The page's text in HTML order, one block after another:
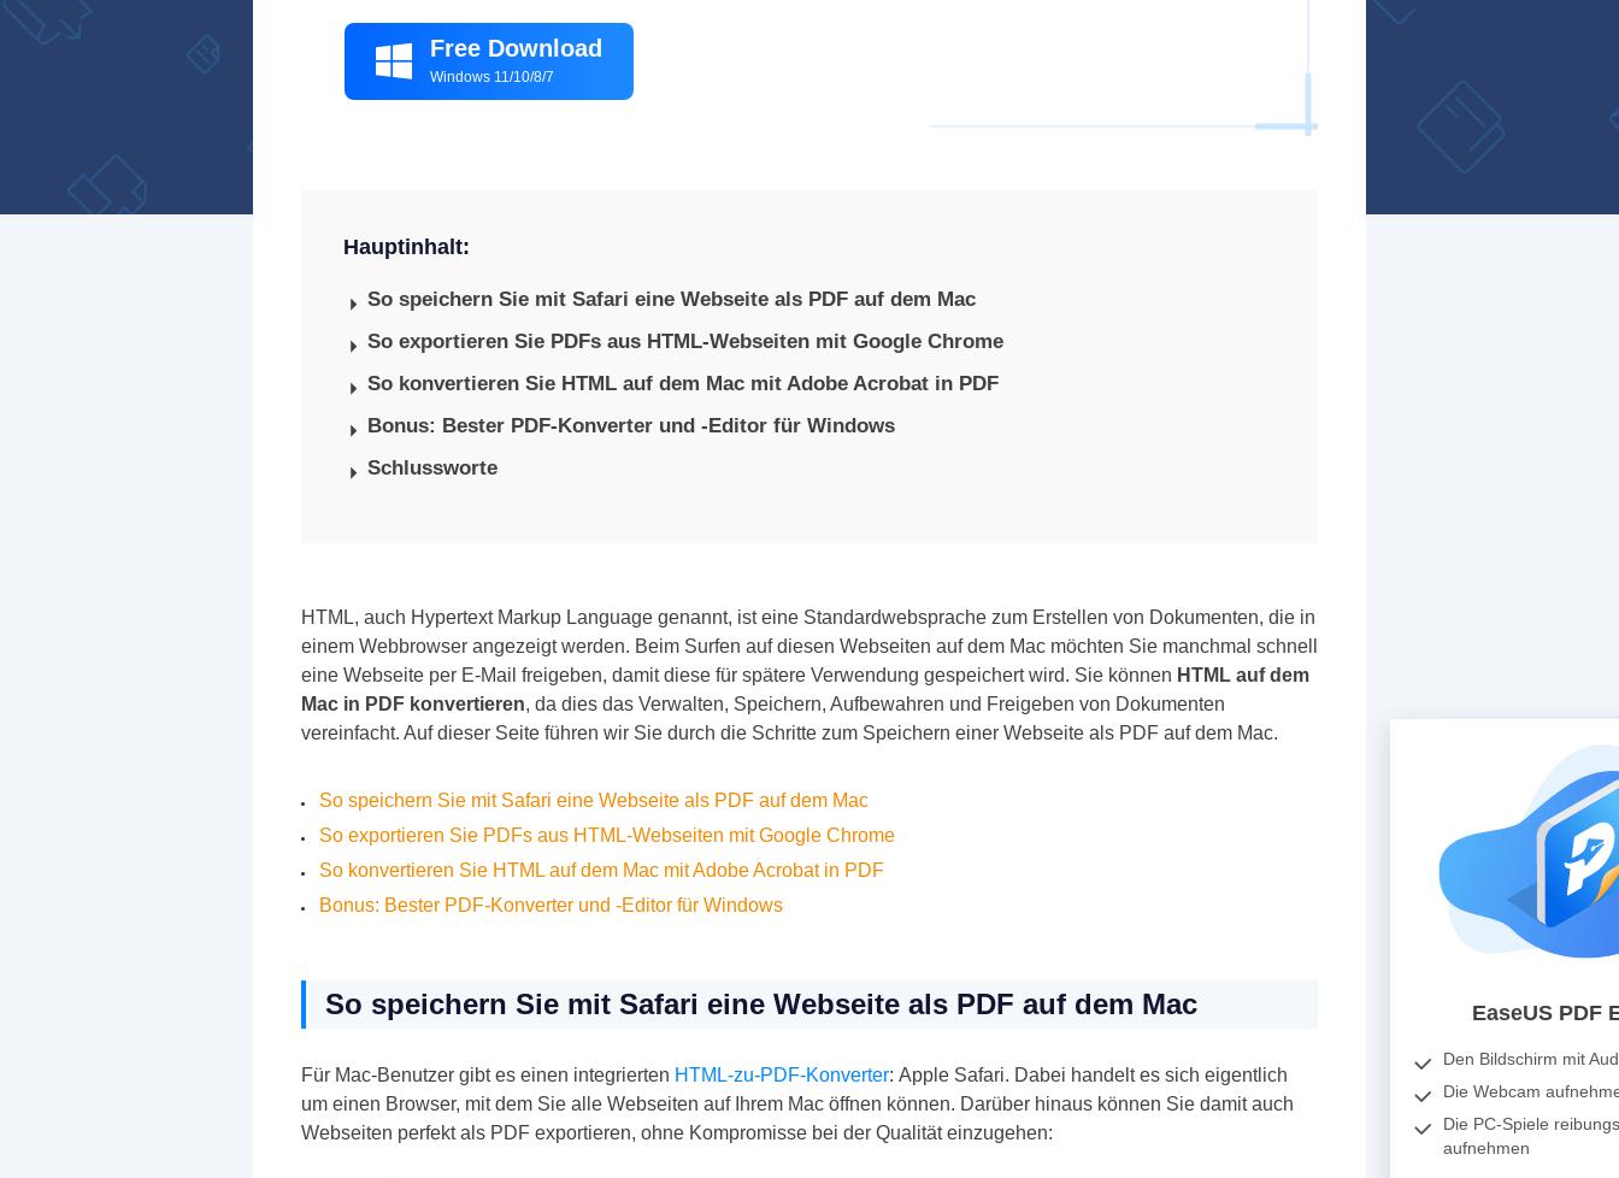
 Free Download
Windows 11/10/8/7
Hauptinhalt:
So speichern Sie mit Safari eine Webseite als PDF auf dem Mac
So exportieren Sie PDFs aus HTML-Webseiten mit Google Chrome
So konvertieren Sie HTML auf dem Mac mit Adobe Acrobat in PDF
Bonus: Bester PDF-Konverter und -Editor für Windows
Schlussworte
HTML, auch Hypertext Markup Language genannt, ist eine Standardwebsprache zum Erstellen von Dokumenten, die in
einem Webbrowser angezeigt werden. Beim Surfen auf diesen Webseiten auf dem Mac möchten Sie manchmal schnell
eine Webseite per E-Mail freigeben, damit diese für spätere Verwendung gespeichert wird. Sie können HTML auf dem
Mac in PDF konvertieren, da dies das Verwalten, Speichern, Aufbewahren und Freigeben von Dokumenten
vereinfacht. Auf dieser Seite führen wir Sie durch die Schritte zum Speichern einer Webseite als PDF auf dem Mac.
So speichern Sie mit Safari eine Webseite als PDF auf dem Mac
So exportieren Sie PDFs aus HTML-Webseiten mit Google Chrome
So konvertieren Sie HTML auf dem Mac mit Adobe Acrobat in PDF
Bonus: Bester PDF-Konverter und -Editor für Windows
So speichern Sie mit Safari eine Webseite als PDF auf dem Mac
Für Mac-Benutzer gibt es einen integrierten HTML-zu-PDF-Konverter: Apple Safari. Dabei handelt es sich eigentlich
um einen Browser, mit dem Sie alle Webseiten auf Ihrem Mac öffnen können. Darüber hinaus können Sie damit auch
Webseiten perfekt als PDF exportieren, ohne Kompromisse bei der Qualität einzugehen:
EaseUS PDF
Den Bildschirm mit
Die Webcam
Die PC-Spiele
aufnehmen